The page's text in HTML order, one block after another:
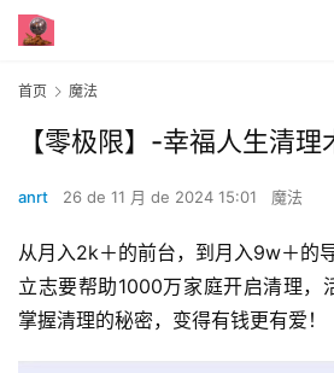
首页 魔法
【零极限】-幸福人生清理
anrt 26 de 11 月 de 2024 15:01 魔法
从月入2k＋的前台，到月入9w＋的导
立志要帮助1000万家庭开启清理，
掌握清理的秘密，变得有钱更有爱！